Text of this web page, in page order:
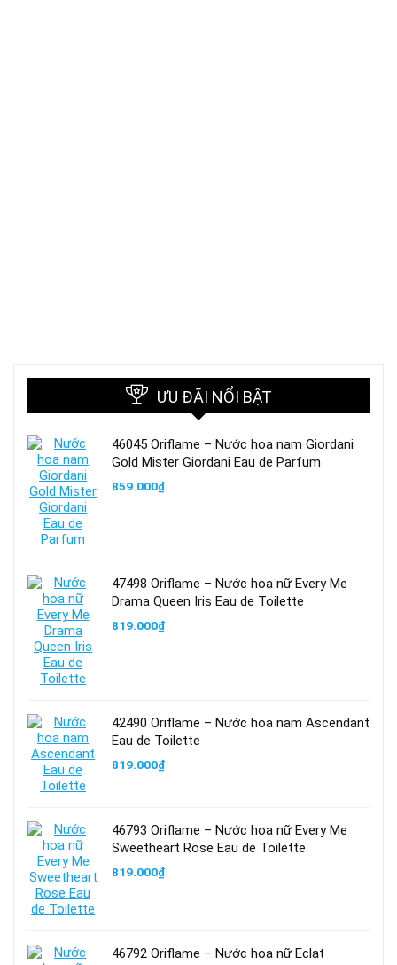
ƯU ĐÃI NỔI BẬT
46045 Oriflame – Nước hoa nam Giordani
Gold Mister Giordani Eau de Parfum
859.000₫
47498 Oriflame – Nước hoa nữ Every Me
Drama Queen Iris Eau de Toilette
819.000₫
42490 Oriflame – Nước hoa nam Ascendant
Eau de Toilette
819.000₫
46793 Oriflame – Nước hoa nữ Every Me
Sweetheart Rose Eau de Toilette
819.000₫
46792 Oriflame – Nước hoa nữ Eclat